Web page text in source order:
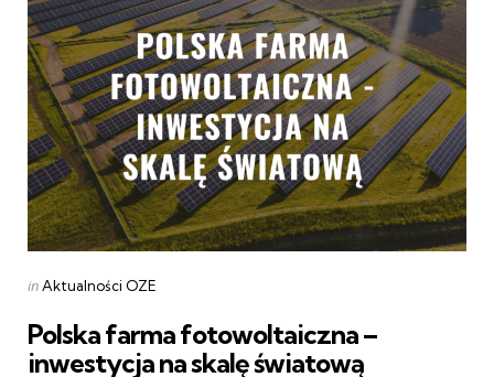
Categories
Posted
inAktualności OZE
Polska farma fotowoltaiczna –
inwestycja na skalę światową